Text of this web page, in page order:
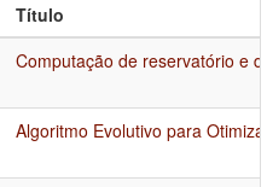
Título
Computação de reservatório e
Algoritmo Evolutivo para